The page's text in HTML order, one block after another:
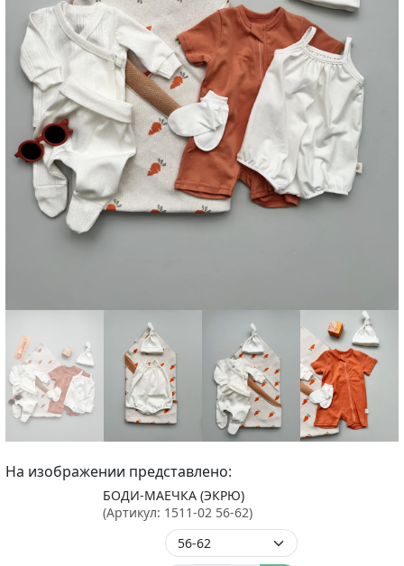
На изображении представлено:
БОДИ-МАЕЧКА (ЭКРЮ)
(Артикул: 1511-02 56-62)